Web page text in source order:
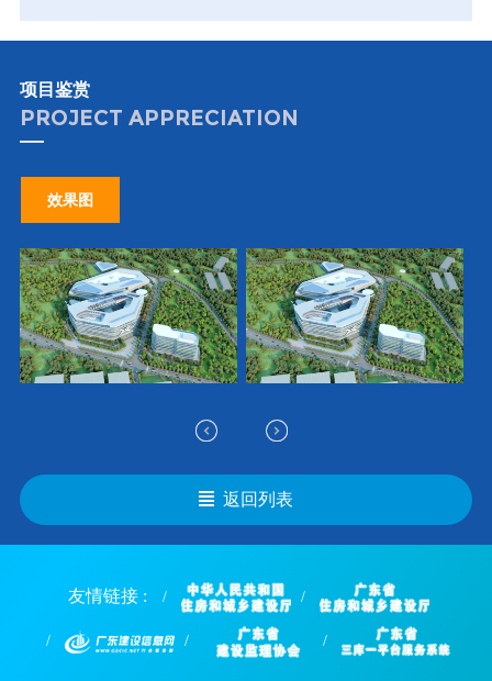
项目鉴赏
PROJECT APPRECIATION
效果图
返回列表
友情链接 :